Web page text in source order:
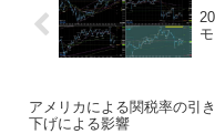
アメリカによる関税率の引
下げによる影響